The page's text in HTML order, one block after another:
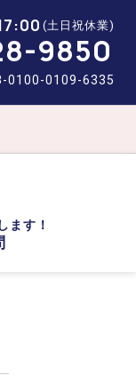
(土日祝休業)
9850
0100-0109-6335
ます！